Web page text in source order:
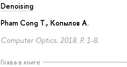
Denoising
Pham Cong T., Копылов А.
Computer Optics. 2018. P. 1-8.
Глава в книге